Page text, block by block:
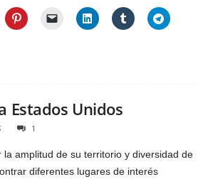
Estados Unidos
1
la amplitud de su territorio y diversidad de
diferentes lugares de interés